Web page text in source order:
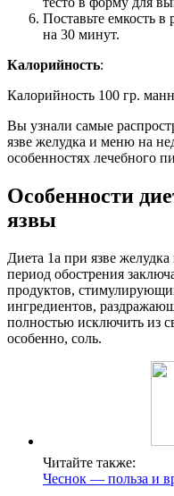
Поставьте емкость в
на 30 минут.
Калорийность:
Калорийность 100 гр.
Вы узнали самые
язве желудка и меню на
особенностях лечебного
Особенности
язвы
Диета 1а при язве
период обострения
продуктов,
ингредиентов,
полностью исключить из
особенно, соль.
Читайте также:
Чеснок — польза и